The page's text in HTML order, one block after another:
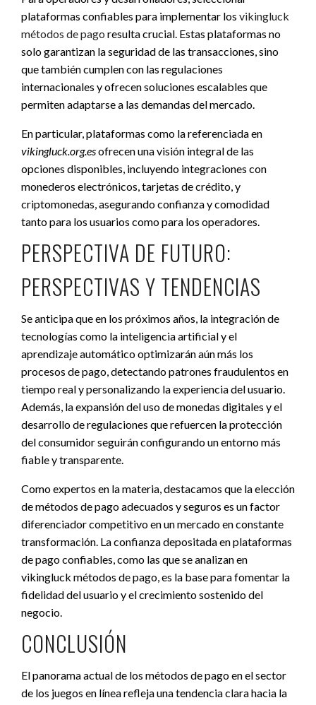
plataformas confiables para implementar los vikingluck
métodos de pago resulta crucial. Estas plataformas no
solo garantizan la seguridad de las transacciones, sino
que también cumplen con las regulaciones
internacionales y ofrecen soluciones escalables que
permiten adaptarse a las demandas del mercado.
En particular, plataformas como la referenciada en
vikingluck.org.esofrecen una visión integral de las
opciones disponibles, incluyendo integraciones con
monederos electrónicos, tarjetas de crédito, y
criptomonedas, asegurando confianza y comodidad
tanto para los usuarios como para los operadores.
PERSPECTIVA DE FUTURO:
PERSPECTIVAS Y TENDENCIAS
Se anticipa que en los próximos años, la integración de
tecnologías como la inteligencia artificial y el
aprendizaje automático optimizarán aún más los
procesos de pago, detectando patrones fraudulentos en
tiempo real y personalizando la experiencia del usuario.
Además, la expansión del uso de monedas digitales y el
desarrollo de regulaciones que refuercen la protección
del consumidor seguirán configurando un entorno más
fiable y transparente.
Como expertos en la materia, destacamos que la elección
de métodos de pago adecuados y seguros es un factor
diferenciador competitivo en un mercado en constante
transformación. La confianza depositada en plataformas
de pago confiables, como las que se analizan en
vikingluck métodos de pago, es la base para fomentar la
fidelidad del usuario y el crecimiento sostenido del
negocio.
CONCLUSIÓN
El panorama actual de los métodos de pago en el sector
de los juegos en línea refleja una tendencia clara hacia la